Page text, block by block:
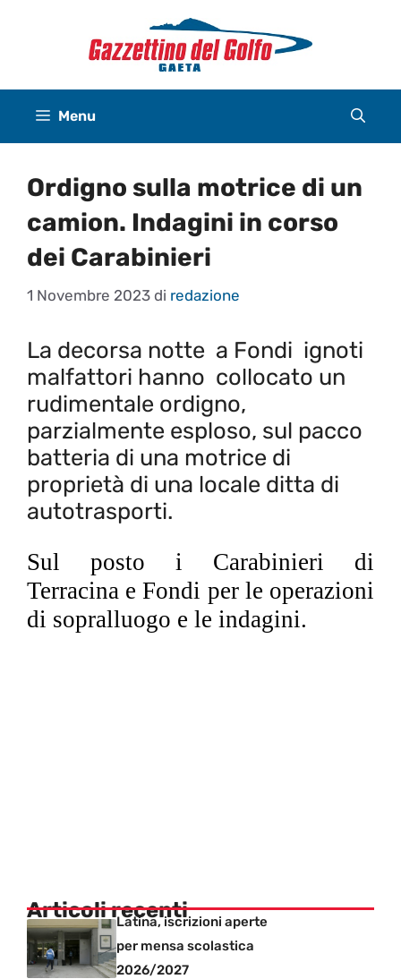
Menu
Ordigno sulla motrice di un
camion. Indagini in corso
dei Carabinieri
1 Novembre 2023 di redazione
La decorsa notte a Fondi ignoti
malfattori hanno collocato un
rudimentale ordigno,
parzialmente esploso, sul pacco
batteria di una motrice di
proprietà di una locale ditta di
autotrasporti.
Sul posto i Carabinieri di
Terracina e Fondi per le operazioni
di sopralluogo e le indagini.
Articoli recentiLatina, iscrizioni aperte
per mensa scolastica
2026/2027